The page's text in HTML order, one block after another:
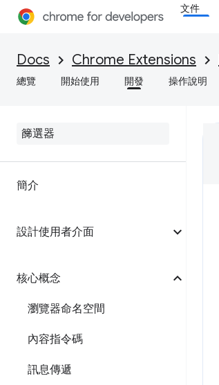
文件
Docs Chrome Extensions
總覽 開始使用 開發 操作說明
簡介
設計使用者介面
核心概念
瀏覽器命名空間
內容指令碼
訊息傳遞